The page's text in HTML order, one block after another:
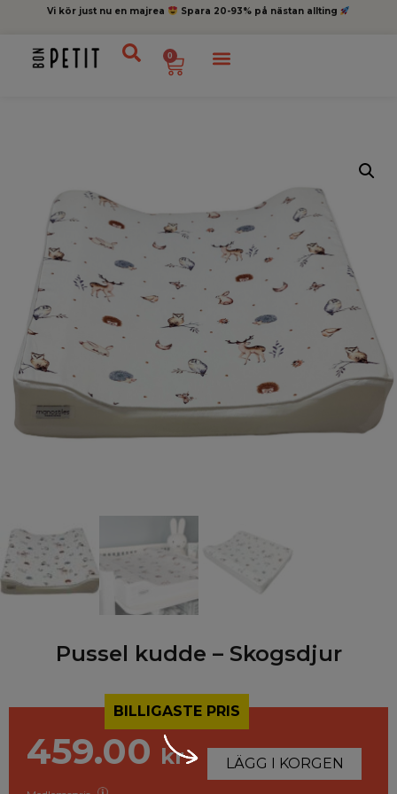
Vi kör just nu en majrea Spara 20-93% på nästan allting
0
Pussel kudde – Skogsdjur
BILLIGASTE PRIS
459.00 kr LÄGG I KORGEN